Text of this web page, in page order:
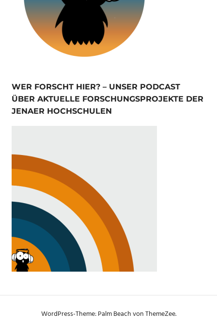
WER FORSCHT HIER? – UNSER PODCAST
ÜBER AKTUELLE FORSCHUNGSPROJEKTE DER
JENAER HOCHSCHULEN
WordPress-Theme: Palm Beach von ThemeZee.